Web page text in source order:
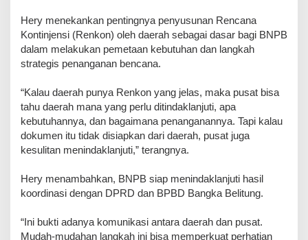
‎Hery menekankan pentingnya penyusunan Rencana
Kontinjensi (Renkon) oleh daerah sebagai dasar bagi BNPB
dalam melakukan pemetaan kebutuhan dan langkah
strategis penanganan bencana.
‎“Kalau daerah punya Renkon yang jelas, maka pusat bisa
tahu daerah mana yang perlu ditindaklanjuti, apa
kebutuhannya, dan bagaimana penanganannya. Tapi kalau
dokumen itu tidak disiapkan dari daerah, pusat juga
kesulitan menindaklanjuti,” terangnya.
Hery menambahkan, BNPB siap menindaklanjuti hasil
koordinasi dengan DPRD dan BPBD Bangka Belitung.
‎“Ini bukti adanya komunikasi antara daerah dan pusat.
Mudah-mudahan langkah ini bisa memperkuat perhatian